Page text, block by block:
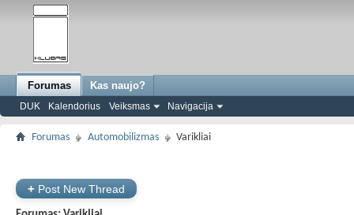
Forumas
DUK Kalendorius Veiksmas Navigacija
Kas naujo?
Forumas Automobilizmas Varikliai
+ Post New Thread